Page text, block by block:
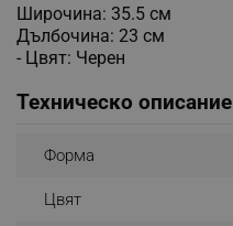
Широчина: 35.5 см
Дълбочина: 23 см
- Цвят: Черен
Техническо описание
Форма
Цвят